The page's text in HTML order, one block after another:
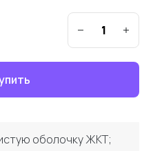
оболочку ЖКТ;